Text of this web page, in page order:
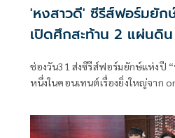
'หงสาวดี' ซีรีส์ฟอร์มยัก
เปิดศึกสะท้าน 2 แผ่นดิน
ช่องวัน31 ส่งซีรีส์ฟอร์มยักษ์แห่งปี “ห
หนึ่งในคอนเทนต์เรื่องยิ่งใหญ่จาก
ประเทศชาติ จะตัดขาดสายสัมพันธ์
สงครามยุทธหัตถีระหว่างสองแผ่น